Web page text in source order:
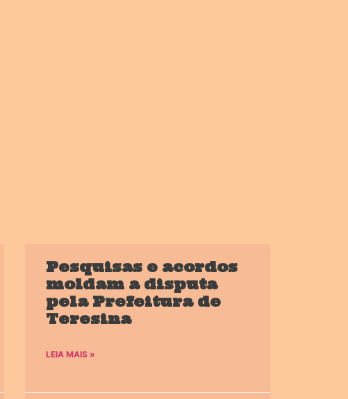
Pesquisas e acordos
moldam a disputa
pela Prefeitura de
Teresina
LEIA MAIS »